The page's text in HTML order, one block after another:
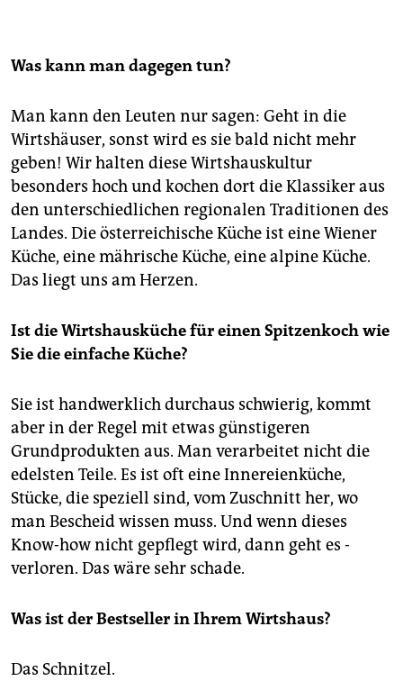
Was kann man dagegen tun?
Man kann den Leuten nur sagen: Geht in die
Wirtshäuser, sonst wird es sie bald nicht mehr
geben! Wir halten diese Wirtshauskultur
besonders hoch und kochen dort die Klassiker aus
den unterschiedlichen regionalen Traditionen des
Landes. Die österreichische Küche ist eine Wiener
Küche, eine mährische Küche, eine alpine Küche.
Das liegt uns am Herzen.
Ist die Wirtshausküche für einen Spitzenkoch wie
Sie die einfache Küche?
Sie ist handwerklich durchaus schwierig, kommt
aber in der Regel mit etwas günstigeren
Grundprodukten aus. Man ­verarbeitet nicht die
edelsten Teile. Es ist oft eine In­nereienküche,
Stücke, die speziell sind, vom Zuschnitt her, wo
man ­Bescheid wissen muss. Und wenn dieses
Know-how nicht gepflegt wird, dann geht es ­
verloren. Das wäre sehr schade.
Was ist der Bestseller in Ihrem Wirtshaus?
Das Schnitzel.